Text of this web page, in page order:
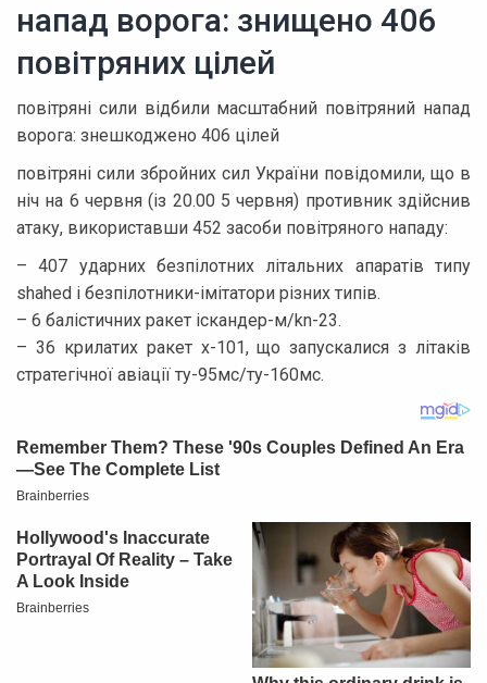
напад ворога: знищено 406
повітряних цілей
повітряні сили відбили масштабний повітряний напад
ворога: знешкоджено 406 цілей
повітряні сили збройних сил України повідомили, що в
ніч на 6 червня (із 20.00 5 червня) противник здійснив
атаку, використавши 452 засоби повітряного нападу:
– 407 ударних безпілотних літальних апаратів типу
shahed і безпілотники-імітатори різних типів.
– 6 балістичних ракет іскандер-м/kn-23.
– 36 крилатих ракет х-101, що запускалися з літаків
стратегічної авіації ту-95мс/ту-160мс.